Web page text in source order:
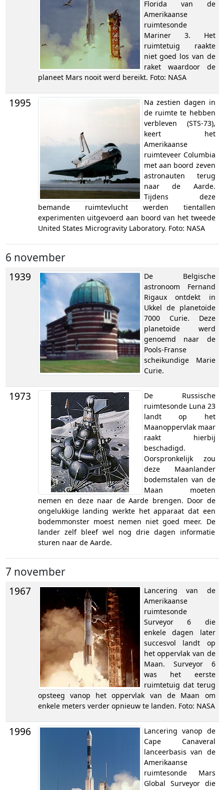
Florida van de
Amerikaanse
ruimtesonde
Mariner 3. Het
ruimtetuig raakte
niet goed los van de
raket waardoor de
planeet Mars nooit werd bereikt. Foto: NASA
1995
Na zestien dagen in
de ruimte te hebben
verbleven (STS-73),
keert het
Amerikaanse
ruimteveer Columbia
met aan boord zeven
astronauten terug
naar de Aarde.
Tijdens deze
bemande ruimtevlucht werden tientallen
experimenten uitgevoerd aan boord van het tweede
United States Microgravity Laboratory. Foto: NASA
6 november
1939
De Belgische
astronoom Fernand
Rigaux ontdekt in
Ukkel de planetoïde
7000 Curie. Deze
planetoïde werd
genoemd naar de
Pools-Franse
scheikundige Marie
Curie.
1973
De Russische
ruimtesonde Luna 23
landt op het
Maanoppervlak maar
raakt hierbij
beschadigd.
Oorspronkelijk zou
deze Maanlander
bodemstalen van de
Maan moeten
nemen en deze naar de Aarde brengen. Door de
ongelukkige landing werkte het apparaat dat een
bodemmonster moest nemen niet goed meer. De
lander zelf bleef wel nog drie dagen informatie
sturen naar de Aarde.
7 november
1967
Lancering van de
Amerikaanse
ruimtesonde
Surveyor 6 die
enkele dagen later
succesvol landt op
het oppervlak van de
Maan. Surveyor 6
was het eerste
ruimtetuig dat terug
opsteeg vanop het oppervlak van de Maan om
enkele meters verder opnieuw te landen. Foto: NASA
1996
Lancering vanop de
Cape Canaveral
lanceerbasis van de
Amerikaanse
ruimtesonde Mars
Global Surveyor die